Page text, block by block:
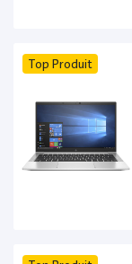
Top Produit